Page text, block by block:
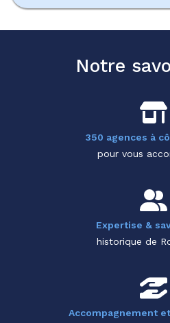
Notre
350 agences à
pour vous
Expertise &
historique de
Accompagnement